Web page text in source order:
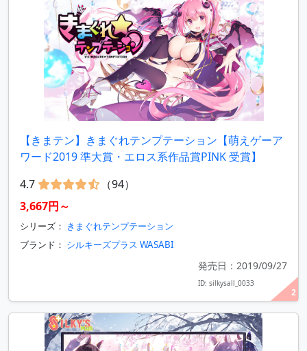
2
【きまテン】きまぐれテンプテーション【萌えゲーア
ワード2019 準大賞・エロス系作品賞PINK 受賞】
4.7
（94）
3,667円～
シリーズ： きまぐれテンプテーション
ブランド： シルキーズプラス WASABI
発売日：2019/09/27
ID: silkysall_0033